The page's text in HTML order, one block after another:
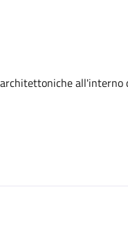
all'interno